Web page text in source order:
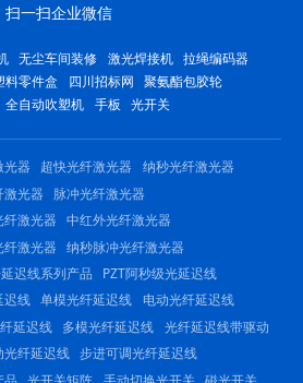
扫一扫企业微信
无尘车间装修 激光焊接机 拉绳编码器
料零件盒 四川招标网
聚氨酯包胶轮
全自动吹塑机 手板 光开关
光器 超快光纤激光器
纳秒光纤激光器
激光器
脉冲光纤激光器
纤激光器 中红外光纤激光器
激光器 纳秒脉冲光纤激光器
迟线系列产品
PZT阿秒级光延迟线
迟线 单模光纤延迟线
电动光纤延迟线
延迟线 多模光纤延迟线 光纤延迟线带驱动
光纤延迟线 步进可调光纤延迟线